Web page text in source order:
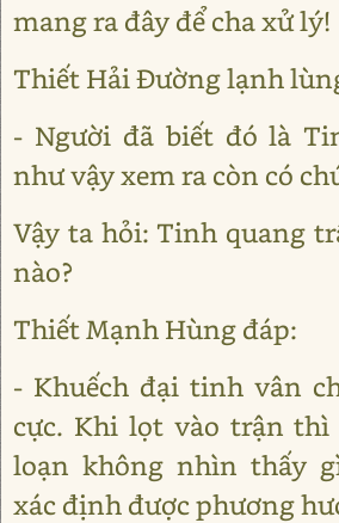
mang ra đây để cha xử lý!
Thiết Hải Đường lạnh
- Người đã biết đó là
như vậy xem ra còn có
Vậy ta hỏi: Tinh quang
nào?
Thiết Mạnh Hùng đáp:
- Khuếch đại tinh vân
cực. Khi lọt vào trận thì
loạn không nhìn thấy
xác định được phương